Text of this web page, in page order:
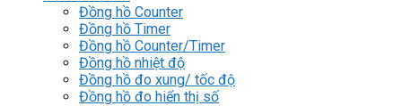
Đồng hồ Counter
Đồng hồ Timer
Đồng hồ Counter/Timer
Đồng hồ nhiệt độ
Đồng hồ đo xung/ tốc độ
Đồng hồ đo hiển thị số